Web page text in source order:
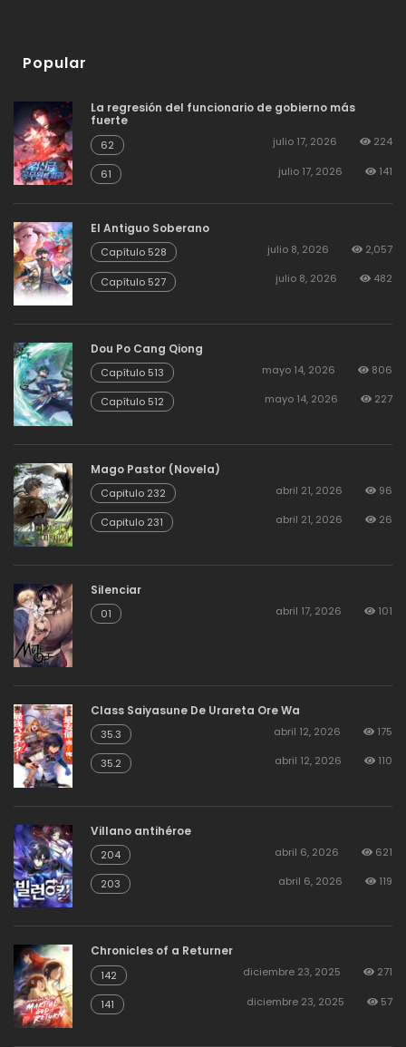
Popular
La regresión del funcionario de gobierno más
fuerte
62 julio 17, 2026 224
61 julio 17, 2026 141
El Antiguo Soberano
Capítulo 528 julio 8, 2026 2,057
Capítulo 527 julio 8, 2026 482
Dou Po Cang Qiong
Capítulo 513 mayo 14, 2026 806
Capítulo 512 mayo 14, 2026 227
Mago Pastor (Novela)
Capitulo 232 abril 21, 2026 96
Capitulo 231 abril 21, 2026 26
Silenciar
01 abril 17, 2026 101
Class Saiyasune De Urareta Ore Wa
35.3 abril 12, 2026 175
35.2 abril 12, 2026 110
Villano antihéroe
204 abril 6, 2026 621
203 abril 6, 2026 119
Chronicles of a Returner
142 diciembre 23, 2025 271
141 diciembre 23, 2025 57